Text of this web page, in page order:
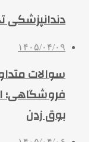
۱۴۰۵/۰۴/۰۹
سوالات
فروشگاهی؛
بوق زدن